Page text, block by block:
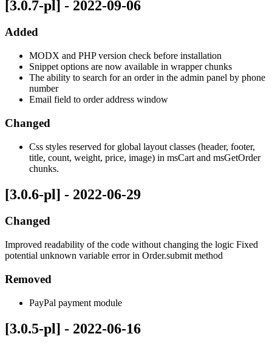
[3.0.7-pl] - 2022-09-06
Added
MODX and PHP version check before installation
Snippet options are now available in wrapper chunks
The ability to search for an order in the admin panel by phone
number
Email field to order address window
Changed
Css styles reserved for global layout classes (header, footer,
title, count, weight, price, image) in msCart and msGetOrder
chunks.
[3.0.6-pl] - 2022-06-29
Changed
Improved readability of the code without changing the logic Fixed
potential unknown variable error in Order.submit method
Removed
PayPal payment module
[3.0.5-pl] - 2022-06-16